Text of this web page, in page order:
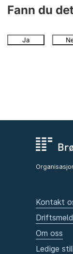
Fann du
Ja
Kontakt
Om oss
Ledige